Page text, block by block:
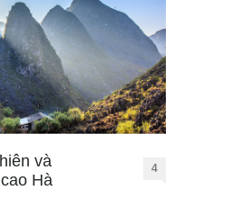
và
Hà
4